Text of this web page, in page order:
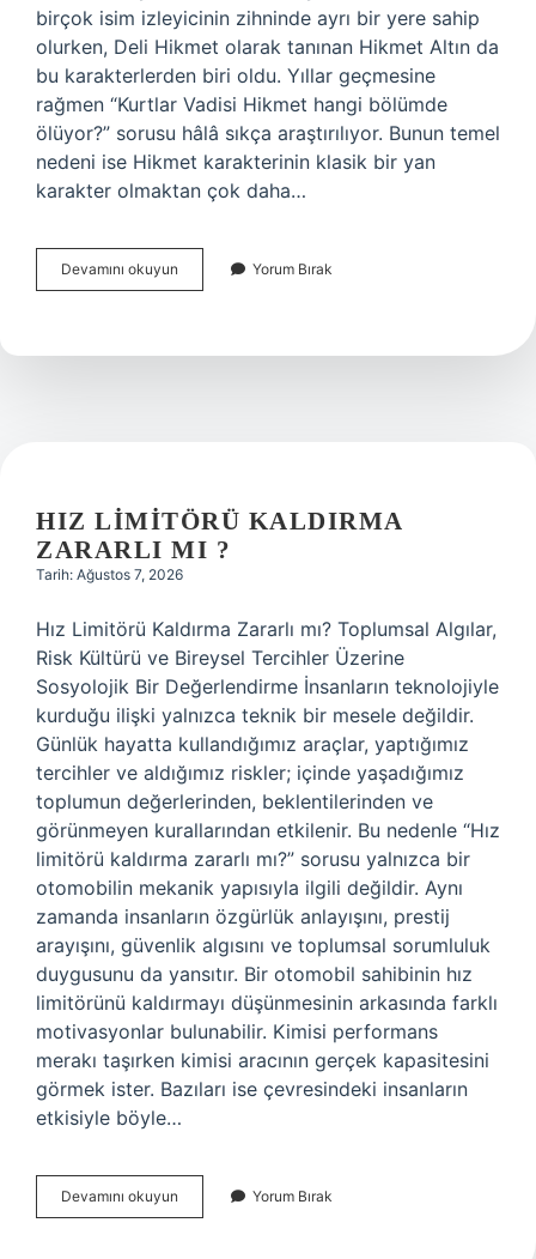
birçok isim izleyicinin zihninde ayrı bir yere sahip
olurken, Deli Hikmet olarak tanınan Hikmet Altın da
bu karakterlerden biri oldu. Yıllar geçmesine
rağmen “Kurtlar Vadisi Hikmet hangi bölümde
ölüyor?” sorusu hâlâ sıkça araştırılıyor. Bunun temel
nedeni ise Hikmet karakterinin klasik bir yan
karakter olmaktan çok daha…
Devamını okuyun
Vadisi
bölümde
Yorum Bırak
HIZ LIMITÖRÜ KALDIRMA
ZARARLI MI ?
Tarih: Ağustos 7, 2026
Hız Limitörü Kaldırma Zararlı mı? Toplumsal Algılar,
Risk Kültürü ve Bireysel Tercihler Üzerine
Sosyolojik Bir Değerlendirme İnsanların teknolojiyle
kurduğu ilişki yalnızca teknik bir mesele değildir.
Günlük hayatta kullandığımız araçlar, yaptığımız
tercihler ve aldığımız riskler; içinde yaşadığımız
toplumun değerlerinden, beklentilerinden ve
görünmeyen kurallarından etkilenir. Bu nedenle “Hız
limitörü kaldırma zararlı mı?” sorusu yalnızca bir
otomobilin mekanik yapısıyla ilgili değildir. Aynı
zamanda insanların özgürlük anlayışını, prestij
arayışını, güvenlik algısını ve toplumsal sorumluluk
duygusunu da yansıtır. Bir otomobil sahibinin hız
limitörünü kaldırmayı düşünmesinin arkasında farklı
motivasyonlar bulunabilir. Kimisi performans
merakı taşırken kimisi aracının gerçek kapasitesini
görmek ister. Bazıları ise çevresindeki insanların
etkisiyle böyle…
Devamını okuyun
limitörü
Yorum Bırak